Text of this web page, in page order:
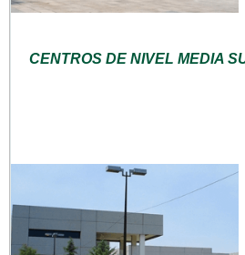
CENTROS DE NIVEL MEDIA